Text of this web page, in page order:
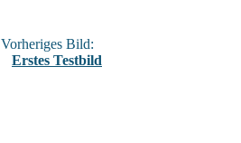
Vorheriges Bild:
Erstes Testbild